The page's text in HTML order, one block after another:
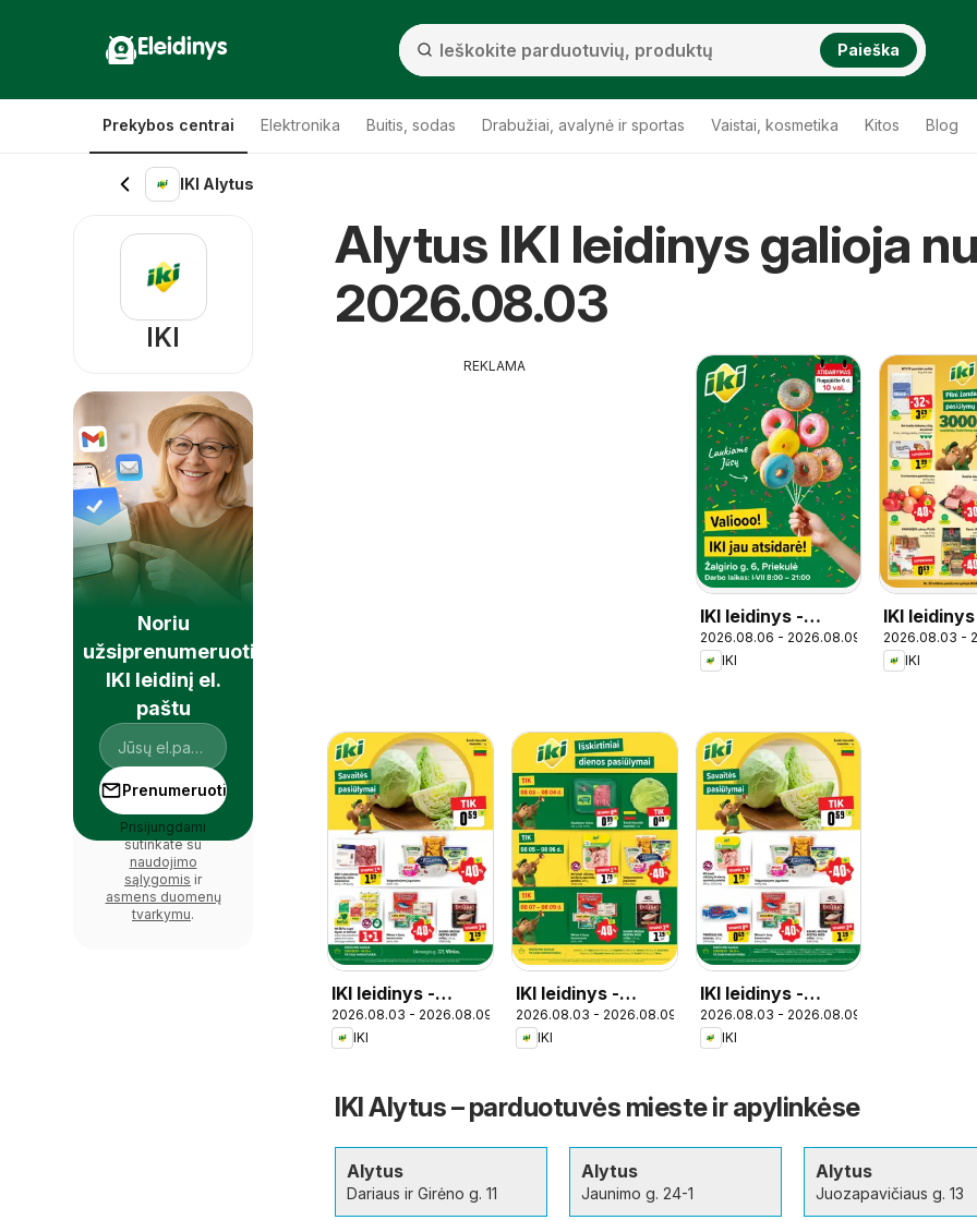
Eleidinys Paieška
Prekybos centrai Elektronika Buitis, sodas Drabužiai, avalynė ir sportas Vaistai, kosmetika Kitos Blog
IKI Alytus
Alytus IKI leidinys galioja
2026.08.03
REKLAMA
IKI leidinys -
Specialūs
pasiūlymai IKI
klientams
2026.08.06 - 2026.08.09
IKI
IKI leidinys
2026.08.03 -
IKI
IKI leidinys -
Specialūs
pasiūlymai IKI
parduotuvės
klientams
2026.08.03 - 2026.08.09
IKI
IKI leidinys -
Specialūs
pasiūlymai IKI
klientams
2026.08.03 - 2026.08.09
IKI
IKI leidinys -
Specialūs
pasiūlymai IKI
klientams
2026.08.03 - 2026.08.09
IKI
IKI Alytus – parduotuvės mieste ir apylinkėse
Alytus
Dariaus ir Girėno g. 11
Alytus
Jaunimo g. 24-1
Alytus
Juozapavičiaus g. 13
IKI
Noriu
užsiprenumeruoti
IKI leidinį el.
paštu
Prenumeruoti
Prisijungdami
sutinkate su
naudojimo
sąlygomis ir
asmens duomenų
tvarkymu.